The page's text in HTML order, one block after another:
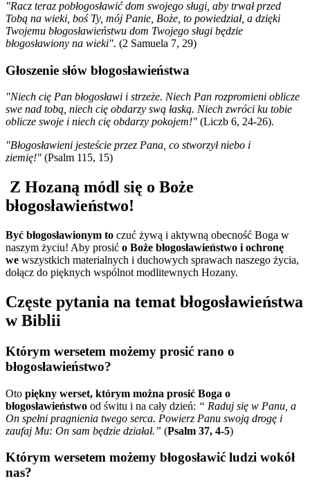
"Racz teraz pobłogosławić dom swojego sługi, aby trwał przed
Tobą na wieki, boś Ty, mój Panie, Boże, to powiedział, a dzięki
Twojemu błogosławieństwu dom Twojego sługi będzie
błogosławiony na wieki". (2 Samuela 7, 29)
Głoszenie słów błogosławieństwa
"Niech cię Pan błogosławi i strzeże. Niech Pan rozpromieni oblicze
swe nad tobą, niech cię obdarzy swą łaską. Niech zwróci ku tobie
oblicze swoje i niech cię obdarzy pokojem!" (Liczb 6, 24-26).
"Błogosławieni jesteście przez Pana, co stworzył niebo i
ziemię!" (Psalm 115, 15)
Z Hozaną módl się o Boże
błogosławieństwo!
Być błogosławionym to czuć żywą i aktywną obecność Boga w
naszym życiu! Aby prosić o Boże błogosławieństwo i ochronę
we wszystkich materialnych i duchowych sprawach naszego życia,
dołącz do pięknych wspólnot modlitewnych Hozany.
Częste pytania na temat błogosławieństwa
w Biblii
Którym wersetem możemy prosić rano o
błogosławieństwo?
Oto piękny werset, którym można prosić Boga o
błogosławieństwo od świtu i na cały dzień: “ Raduj się w Panu, a
On spełni pragnienia twego serca. Powierz Panu swoją drogę i
zaufaj Mu: On sam będzie działał.” (Psalm 37, 4-5)
Którym wersetem możemy błogosławić ludzi wokół
nas?